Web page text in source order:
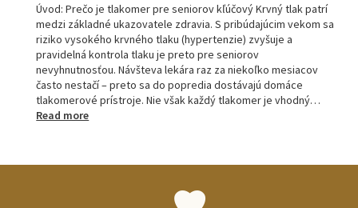
Úvod: Prečo je tlakomer pre seniorov kľúčový Krvný tlak patrí
medzi základné ukazovatele zdravia. S pribúdajúcim vekom sa
riziko vysokého krvného tlaku (hypertenzie) zvyšuje a
pravidelná kontrola tlaku je preto pre seniorov
nevyhnutnosťou. Návšteva lekára raz za niekoľko mesiacov
často nestačí – preto sa do popredia dostávajú domáce
tlakomerové prístroje. Nie však každý tlakomer je vhodný…
Read more: